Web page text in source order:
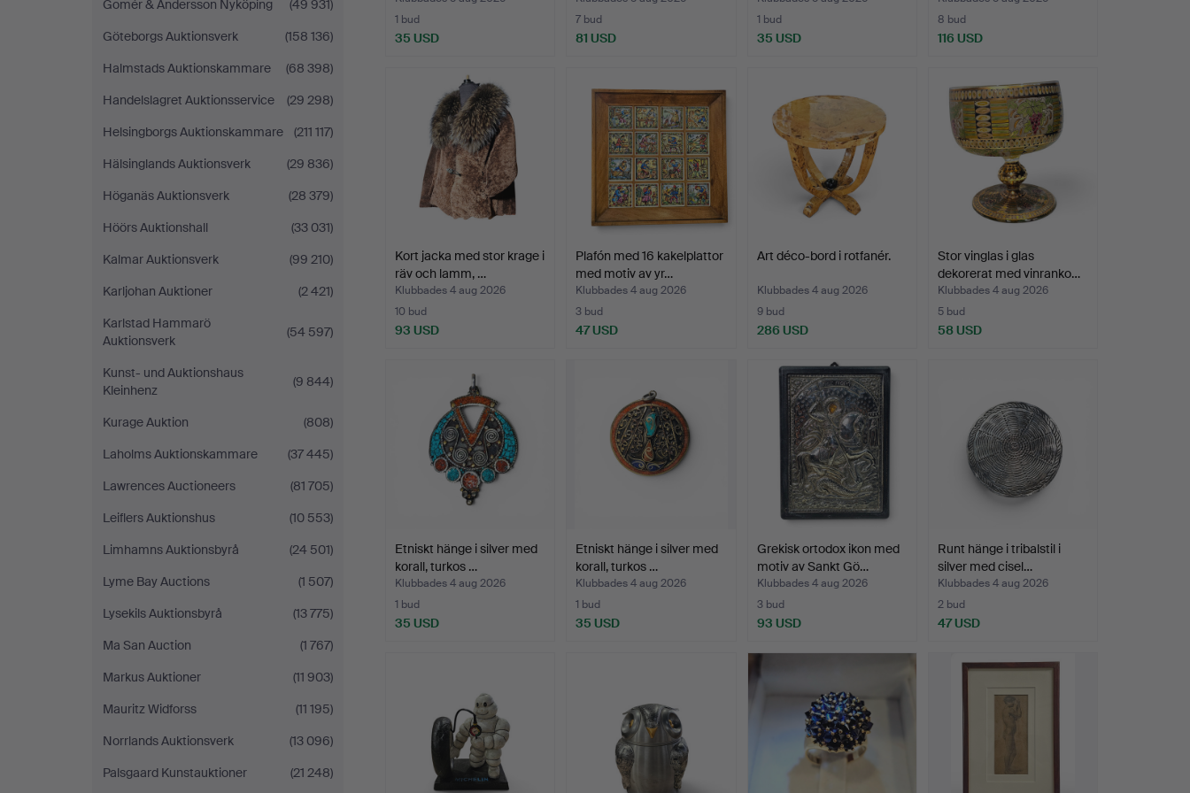
Gomér & Andersson Nyköping
(49 931)
Göteborgs Auktionsverk
(158 136)
Halmstads Auktionskammare
(68 398)
Handelslagret Auktionsservice
(29 298)
Helsingborgs Auktionskammare
(211 117)
Hälsinglands Auktionsverk
(29 836)
Höganäs Auktionsverk
(28 379)
Höörs Auktionshall
(33 031)
Kalmar Auktionsverk
(99 210)
Karljohan Auktioner
(2 421)
Karlstad Hammarö
Auktionsverk
(54 597)
Kunst- und Auktionshaus
Kleinhenz
(9 844)
Kurage Auktion
(808)
Laholms Auktionskammare
(37 445)
Lawrences Auctioneers
(81 705)
Leiflers Auktionshus
(10 553)
Limhamns Auktionsbyrå
(24 501)
Lyme Bay Auctions
(1 507)
Lysekils Auktionsbyrå
(13 775)
Ma San Auction
(1 767)
Markus Auktioner
(11 903)
Mauritz Widforss
(11 195)
Norrlands Auktionsverk
(13 096)
Palsgaard Kunstauktioner
(21 248)
1 bud
35 USD
7 bud
81 USD
1 bud
35 USD
8 bud
116 USD
Kort jacka med stor krage i
räv och lamm, …
Klubbades 4 aug 2026
10 bud
93 USD
Plafón med 16 kakelplattor
med motiv av yr…
Klubbades 4 aug 2026
3 bud
47 USD
Art déco-bord i rotfanér.
Klubbades 4 aug 2026
9 bud
286 USD
Stor vinglas i glas
dekorerat med vinranko…
Klubbades 4 aug 2026
5 bud
58 USD
Etniskt hänge i silver med
korall, turkos …
Klubbades 4 aug 2026
1 bud
35 USD
Etniskt hänge i silver med
korall, turkos …
Klubbades 4 aug 2026
1 bud
35 USD
Grekisk ortodox ikon med
motiv av Sankt Gö…
Klubbades 4 aug 2026
3 bud
93 USD
Runt hänge i tribalstil i
silver med cisel…
Klubbades 4 aug 2026
2 bud
47 USD